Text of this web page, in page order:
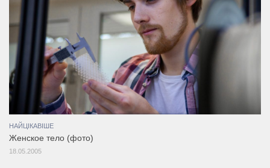
НАЙЦІКАВІШЕ
Женское тело (фото)
18.05.2005